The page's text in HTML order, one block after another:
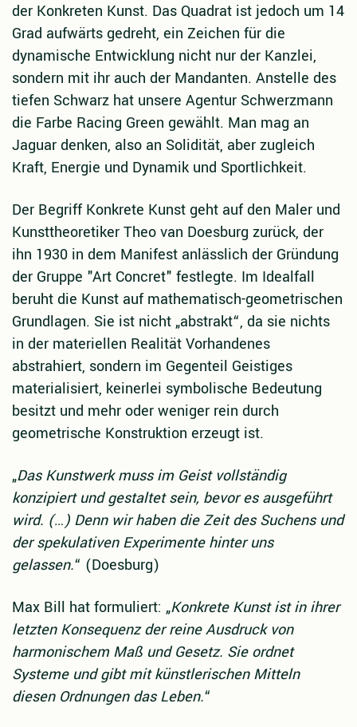
der Konkreten Kunst. Das Quadrat ist jedoch um 14
Grad aufwärts gedreht, ein Zeichen für die
dynamische Entwicklung nicht nur der Kanzlei,
sondern mit ihr auch der Mandanten. Anstelle des
tiefen Schwarz hat unsere Agentur Schwerzmann
die Farbe Racing Green gewählt. Man mag an
Jaguar denken, also an Solidität, aber zugleich
Kraft, Energie und Dynamik und Sportlichkeit.
Der Begriff Konkrete Kunst geht auf den Maler und
Kunsttheoretiker Theo van Doesburg zurück, der
ihn 1930 in dem Manifest anlässlich der Gründung
der Gruppe "Art Concret" festlegte. Im Idealfall
beruht die Kunst auf mathematisch-geometrischen
Grundlagen. Sie ist nicht „abstrakt“, da sie nichts
in der materiellen Realität Vorhandenes
abstrahiert, sondern im Gegenteil Geistiges
materialisiert, keinerlei symbolische Bedeutung
besitzt und mehr oder weniger rein durch
geometrische Konstruktion erzeugt ist.
„Das Kunstwerk muss im Geist vollständig
konzipiert und gestaltet sein, bevor es ausgeführt
wird. (…) Denn wir haben die Zeit des Suchens und
der spekulativen Experimente hinter uns
gelassen.“ (Doesburg)
Max Bill hat formuliert: „Konkrete Kunst ist in ihrer
letzten Konsequenz der reine Ausdruck von
harmonischem Maß und Gesetz. Sie ordnet
Systeme und gibt mit künstlerischen Mitteln
diesen Ordnungen das Leben.“